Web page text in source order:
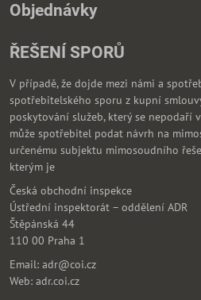
Objednávky
ŘEŠENÍ SPORŮ
V případě, že dojde mezi námi a
spotřebitelského sporu z kupní
poskytování služeb, který se nepodaří
může spotřebitel podat návrh na
určenému subjektu mimosoudního
kterým je
Česká obchodní inspekce
Ústřední inspektorát – oddělení ADR
Štěpánská 44
110 00 Praha 1
Email: adr@coi.cz
Web: adr.coi.cz